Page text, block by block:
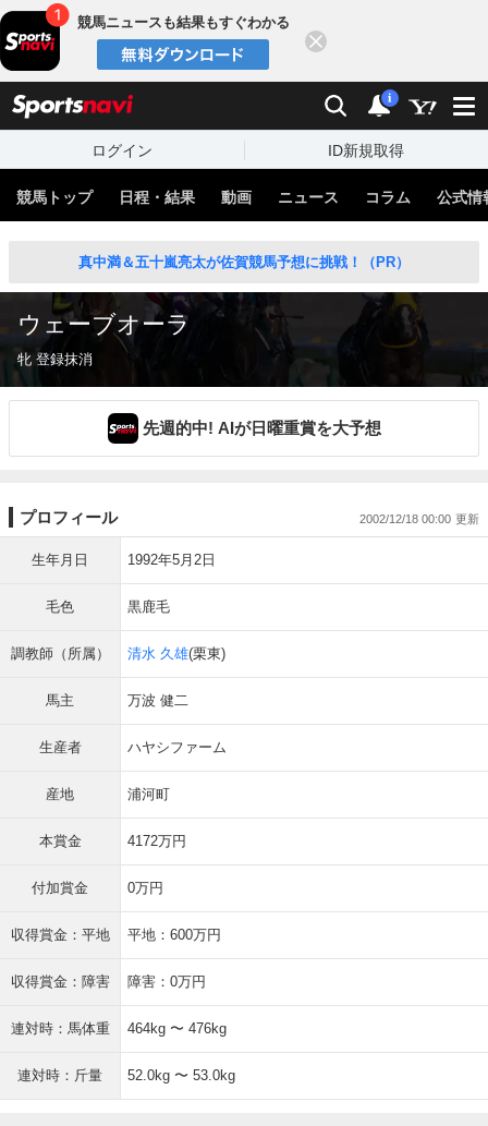
競馬ニュースも結果もすぐわかる
検索 通知
i
ログイン ID新規取得
競馬トップ 日程・結果 動画 ニュース コラム 公式情
真中満＆五十嵐亮太が佐賀競馬予想に挑戦！（PR）
ウェーブオーラ
牝 登録抹消
先週的中! AIが日曜重賞を大予想
プロフィール 2002/12/18 00:00
生年月日 1992年5月2日
毛色 黒鹿毛
調教師（所属） 清水 久雄(栗東)
馬主 万波 健二
生産者 ハヤシファーム
産地 浦河町
本賞金 4172万円
付加賞金 0万円
収得賞金：平地 平地：600万円
収得賞金：障害 障害：0万円
連対時：馬体重 464kg 〜 476kg
連対時：斤量 52.0kg 〜 53.0kg